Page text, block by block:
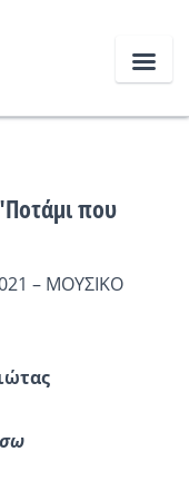
που
– ΜΟΥΣΙΚΟ